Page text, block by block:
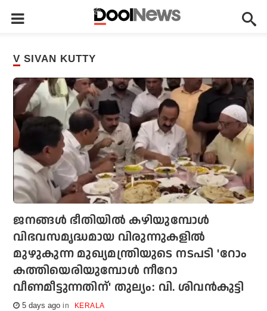
V SIVAN KUTTY
ജനങ്ങള്‍ ഭീതിയില്‍ കഴിയുമ്പോള്‍
വിഭവസമൃദ്ധമായ വിരുന്നുകളില്‍
മുഴുകുന്ന മുഖ്യമന്ത്രിയുടെ നടപടി 'റോം
കത്തിയെരിയുമ്പോള്‍ നീറോ
വീണമീട്ടുന്നതിന്' തുല്യം: വി. ശിവന്‍കുട്ടി
5 days ago KERALA